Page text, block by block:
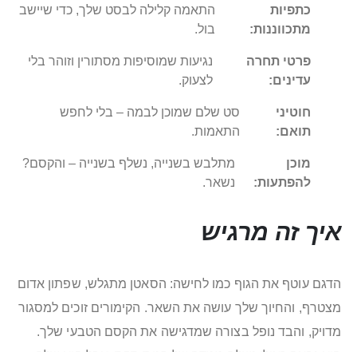
כתפיות
מתכווננות:
התאמה קלילה לבסט שלך, כדי שיישב
בול.
פרטי תחרה
עדינים:
נגיעות שמוסיפות מסתורין וזוהר בלי
לצעוק.
חוטיני
תואם:
סט שלם שמוכן לבמה – בלי לחפש
התאמות.
מוכן
להפתעות:
מתלבש בשנייה, נשלף בשנייה – והקסם?
נשאר.
איך זה מרגיש
הדגם עוטף את הגוף כמו לחישה: הסאטן מתגלש, שפתון אדום
מצטרף, והחיוך שלך עושה את השאר. הקימורים זוכים למסגור
מדויק, והבד נופל בצורה שמדגישה את הקסם הטבעי שלך.